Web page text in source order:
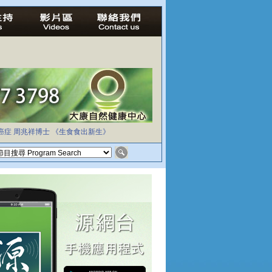
症 周兆祥博士 《生食食出新生》